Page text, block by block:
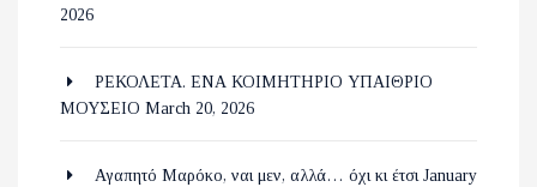
2026
ΡΕΚΟΛΕΤΑ. ΕΝΑ ΚΟΙΜΗΤΗΡΙΟ ΥΠΑΙΘΡΙΟ
ΜΟΥΣΕΙΟ March 20, 2026
Αγαπητό Μαρόκο, ναι μεν, αλλά… όχι κι έτσι January